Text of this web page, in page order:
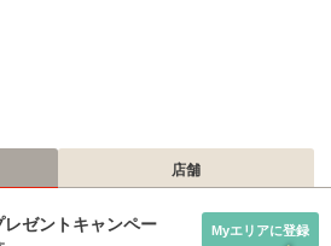
店舗
ゼントキャンペー
Myエリアに登録